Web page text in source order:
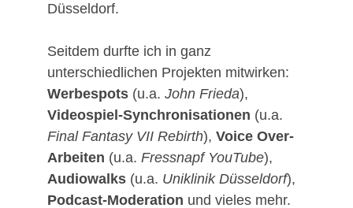
Düsseldorf.
Seitdem durfte ich in ganz
unterschiedlichen Projekten mitwirken:
Werbespots (u.a. John Frieda),
Videospiel-Synchronisationen (u.a.
Final Fantasy VII Rebirth), Voice Over-
Arbeiten (u.a. Fressnapf YouTube),
Audiowalks (u.a. Uniklinik Düsseldorf),
Podcast-Moderation und vieles mehr.